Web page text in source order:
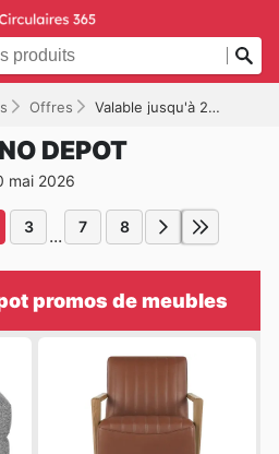
Offres Valable jusqu'à 2026-05-20
DEPOT
mai 2026
3 ... 7 8
promos de meubles